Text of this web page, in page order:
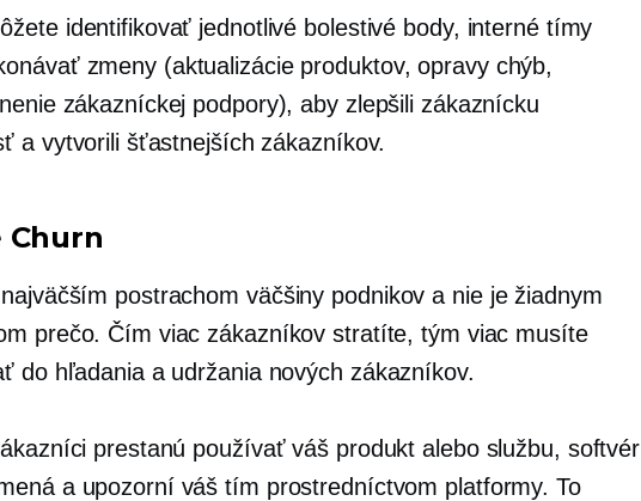
identifikovať jednotlivé bolestivé body, interné tímy
zmeny (aktualizácie produktov, opravy chýb,
zákazníckej podpory), aby zlepšili zákaznícku
a vytvorili šťastnejších zákazníkov.
Churn
postrachom väčšiny podnikov a nie je žiadnym
prečo. Čím viac zákazníkov stratíte, tým viac musíte
do hľadania a udržania nových zákazníkov.
prestanú používať váš produkt alebo službu, softvér
a upozorní váš tím prostredníctvom platformy. To